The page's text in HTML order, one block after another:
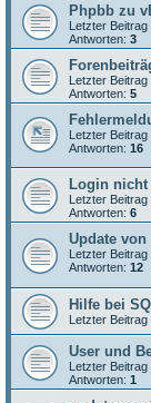
Phpbb zu
Letzter Beitrag
Antworten: 3
Letzter Beitrag
Antworten: 5
Letzter Beitrag
Antworten: 16
Login nicht
Letzter
Antworten: 6
Update von
Letzter
Antworten: 12
Hilfe bei
Letzter Beitrag
User und
Letzter Beitrag
Antworten: 1